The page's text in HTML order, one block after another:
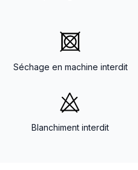
Séchage en machine interdit
Blanchiment interdit